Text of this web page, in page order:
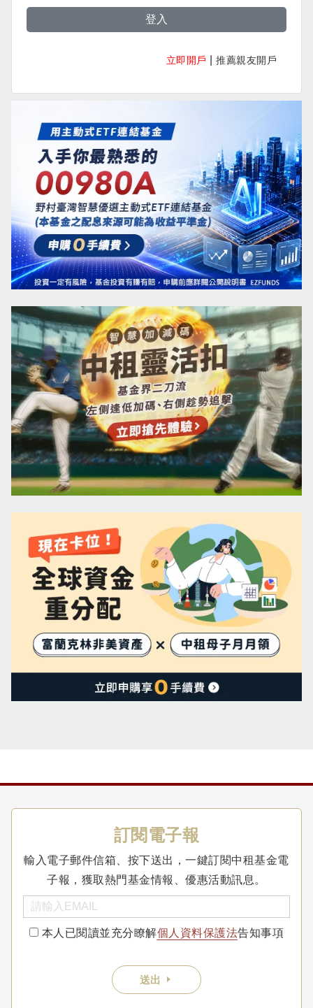
登入
立即開戶 推薦親友開戶
訂閱電子報
輸入電子郵件信箱、按下送出，一鍵訂閱中租基金電
子報，獲取熱門基金情報、優惠活動訊息。
本人已閱讀並充分瞭解個人資料保護法告知事項
送出